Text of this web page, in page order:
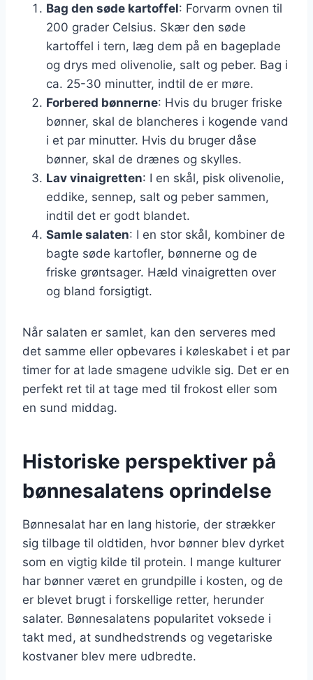
Bag den søde kartoffel: Forvarm ovnen til
200 grader Celsius. Skær den søde
kartoffel i tern, læg dem på en bageplade
og drys med olivenolie, salt og peber. Bag i
ca. 25-30 minutter, indtil de er møre.
Forbered bønnerne: Hvis du bruger friske
bønner, skal de blancheres i kogende vand
i et par minutter. Hvis du bruger dåse
bønner, skal de drænes og skylles.
Lav vinaigretten: I en skål, pisk olivenolie,
eddike, sennep, salt og peber sammen,
indtil det er godt blandet.
Samle salaten: I en stor skål, kombiner de
bagte søde kartofler, bønnerne og de
friske grøntsager. Hæld vinaigretten over
og bland forsigtigt.
Når salaten er samlet, kan den serveres med
det samme eller opbevares i køleskabet i et par
timer for at lade smagene udvikle sig. Det er en
perfekt ret til at tage med til frokost eller som
en sund middag.
Historiske perspektiver på
bønnesalatens oprindelse
Bønnesalat har en lang historie, der strækker
sig tilbage til oldtiden, hvor bønner blev dyrket
som en vigtig kilde til protein. I mange kulturer
har bønner været en grundpille i kosten, og de
er blevet brugt i forskellige retter, herunder
salater. Bønnesalatens popularitet voksede i
takt med, at sundhedstrends og vegetariske
kostvaner blev mere udbredte.